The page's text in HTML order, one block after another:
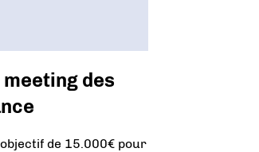
des
de 15.000€ pour